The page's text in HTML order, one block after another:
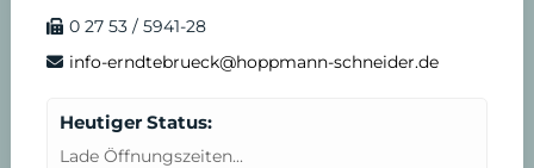
0 27 53 / 5941-28
info-erndtebrueck@hoppmann-schneider.de
Heutiger Status:
Lade Öffnungszeiten...